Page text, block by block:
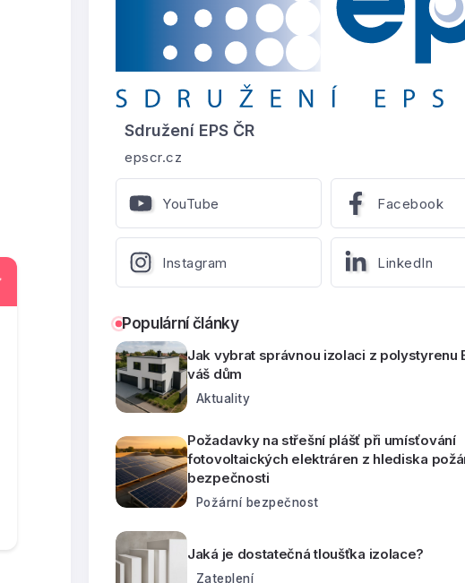
Sdružení EPS ČR
epscr.cz
YouTube Facebook
Instagram LinkedIn
Populární články
Jak vybrat správnou izolaci z polystyrenu
váš dům
Aktuality
Požadavky na střešní plášť při umísťování
fotovoltaických elektráren z hlediska
bezpečnosti
Požární bezpečnost
Jaká je dostatečná tloušťka izolace?
Zateplení